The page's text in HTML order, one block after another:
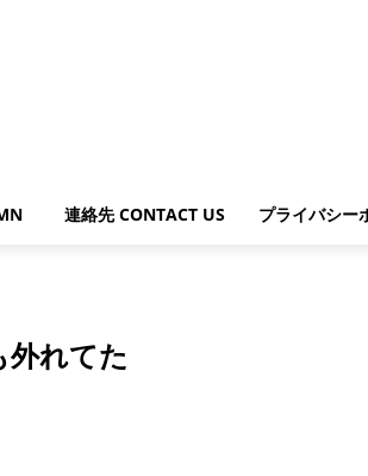
連絡先 CONTACT US プライバシー
外れてた